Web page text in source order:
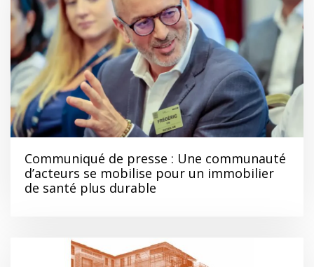
Communiqué de presse : Une communauté
d’acteurs se mobilise pour un immobilier
de santé plus durable